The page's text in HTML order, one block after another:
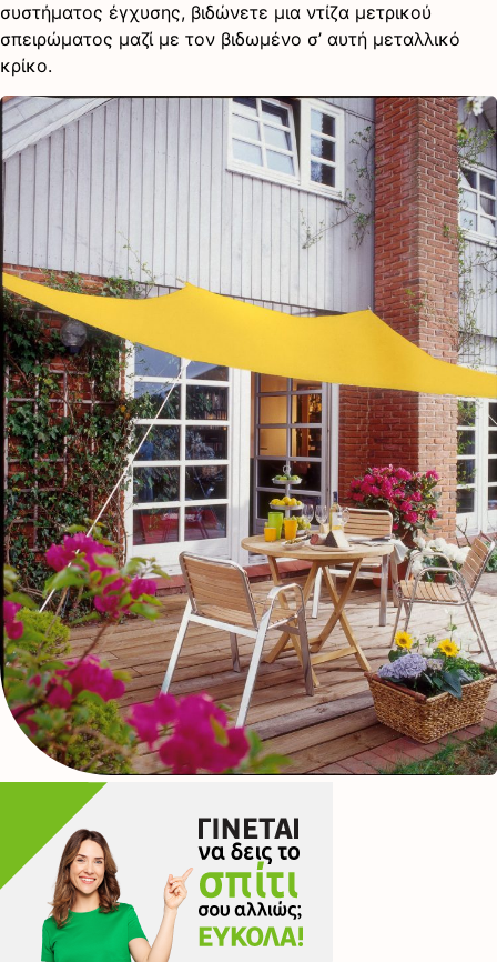
συστήματος έγχυσης, βιδώνετε μια ντίζα μετρικού
σπειρώματος μαζί με τον βιδωμένο σ’ αυτή μεταλλικό
κρίκο.